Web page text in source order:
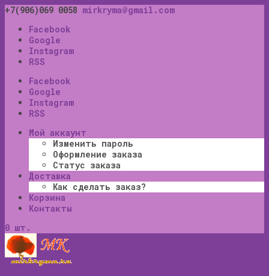
+7(906)069 0058 mirkryma@gmail.com
Facebook
Google
Instagram
RSS
Facebook
Google
Instagram
RSS
Мой аккаунт
Изменить пароль
Оформление заказа
Статус заказа
Доставка
Как сделать заказ?
Корзина
Контакты
0 шт.